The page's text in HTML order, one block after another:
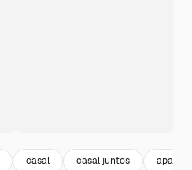
casal casal juntos